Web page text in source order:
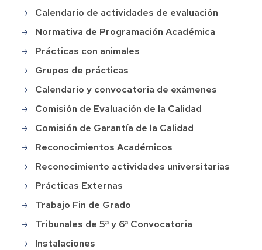
Calendario de actividades de evaluación
Normativa de Programación Académica
Prácticas con animales
Grupos de prácticas
Calendario y convocatoria de exámenes
Comisión de Evaluación de la Calidad
Comisión de Garantía de la Calidad
Reconocimientos Académicos
Reconocimiento actividades universitarias
Prácticas Externas
Trabajo Fin de Grado
Tribunales de 5ª y 6ª Convocatoria
Instalaciones